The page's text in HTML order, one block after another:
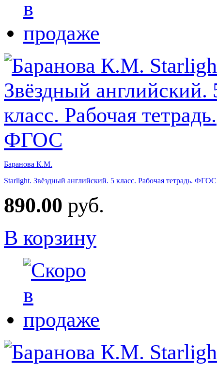
Баранова К.М.
Starlight. Звёздный английский. 5 класс. Рабочая тетрадь. ФГОС
890.00 руб.
В корзину